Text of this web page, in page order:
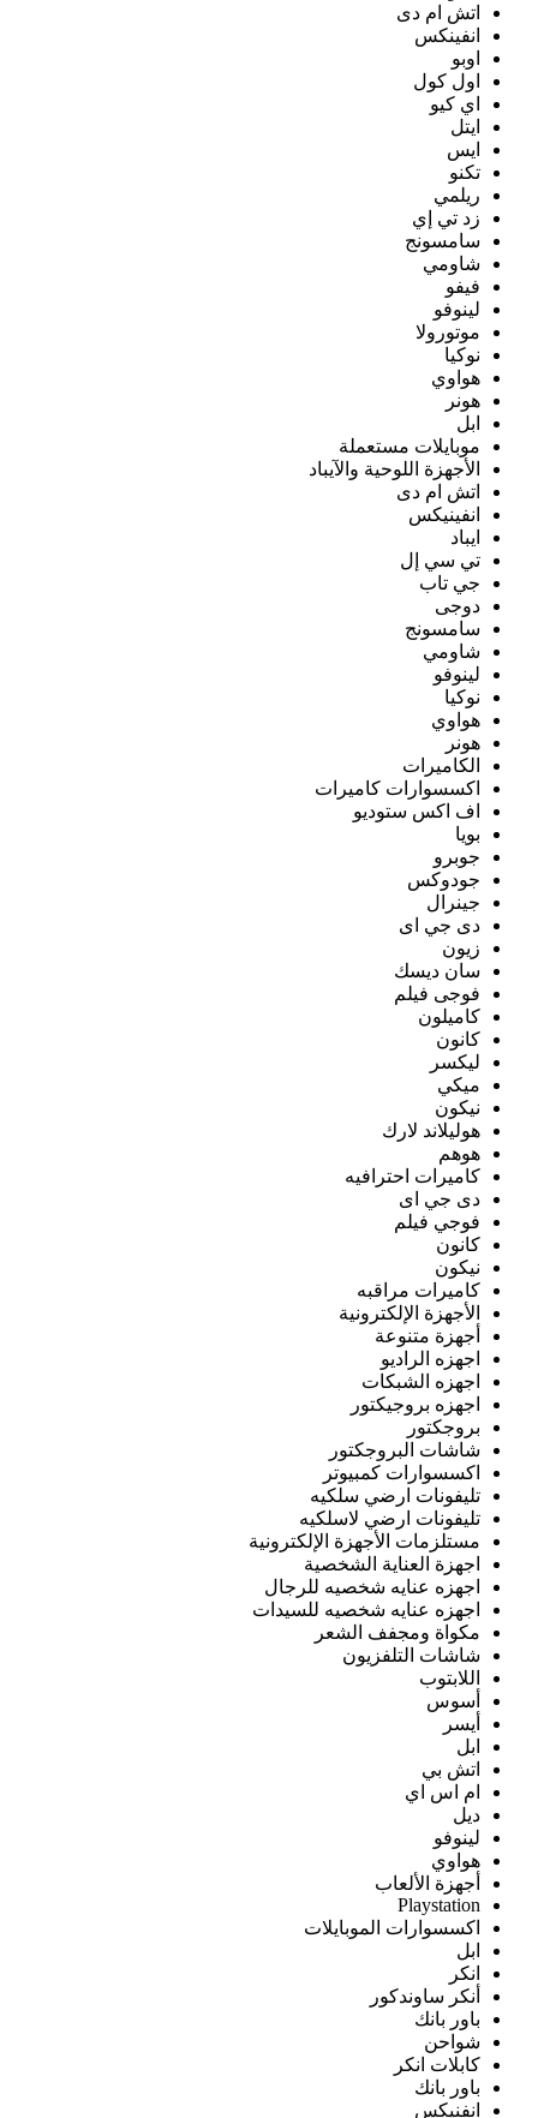
اتش ام دى
انفينكس
اوبو
اول كول
اي كيو
ايتل
ايس
تكنو
ريلمي
زد تي إي
سامسونج
شاومي
فيفو
لينوفو
موتورولا
نوكيا
هواوي
هونر
ابل
موبايلات مستعملة
الأجهزة اللوحية والآيباد
اتش ام دى
انفينيكس
ايباد
تي سي إل
جي تاب
دوجى
سامسونج
شاومي
لينوفو
نوكيا
هواوي
هونر
الكاميرات
اكسسوارات كاميرات
اف اكس ستوديو
بويا
جوبرو
جودوكس
جينرال
دى جي اى
زيون
سان ديسك
فوجى فيلم
كاميلون
كانون
ليكسر
ميكي
نيكون
هوليلاند لارك
هوهم
كاميرات احترافيه
دى جي اى
فوجي فيلم
كانون
نيكون
كاميرات مراقبه
الأجهزة الإلكترونية
أجهزة متنوعة
اجهزه الراديو
اجهزه الشبكات
اجهزه بروجيكتور
بروجكتور
شاشات البروجكتور
اكسسوارات كمبيوتر
تليفونات ارضي سلكيه
تليفونات ارضي لاسلكيه
مستلزمات الأجهزة الإلكترونية
اجهزة العناية الشخصية
اجهزه عنايه شخصيه للرجال
اجهزه عنايه شخصيه للسيدات
مكواة ومجفف الشعر
شاشات التلفزيون
اللابتوب
أسوس
أيسر
ابل
اتش بي
ام اس اي
ديل
لينوفو
هواوي
أجهزة الألعاب
Playstation
اكسسوارات الموبايلات
ابل
انكر
أنكر ساوندكور
باور بانك
شواحن
كابلات انكر
باور بانك
انفنيكس